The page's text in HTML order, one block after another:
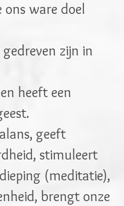
ware doel
zijn in
heeft een
geeft
stimuleert
(meditatie),
brengt onze